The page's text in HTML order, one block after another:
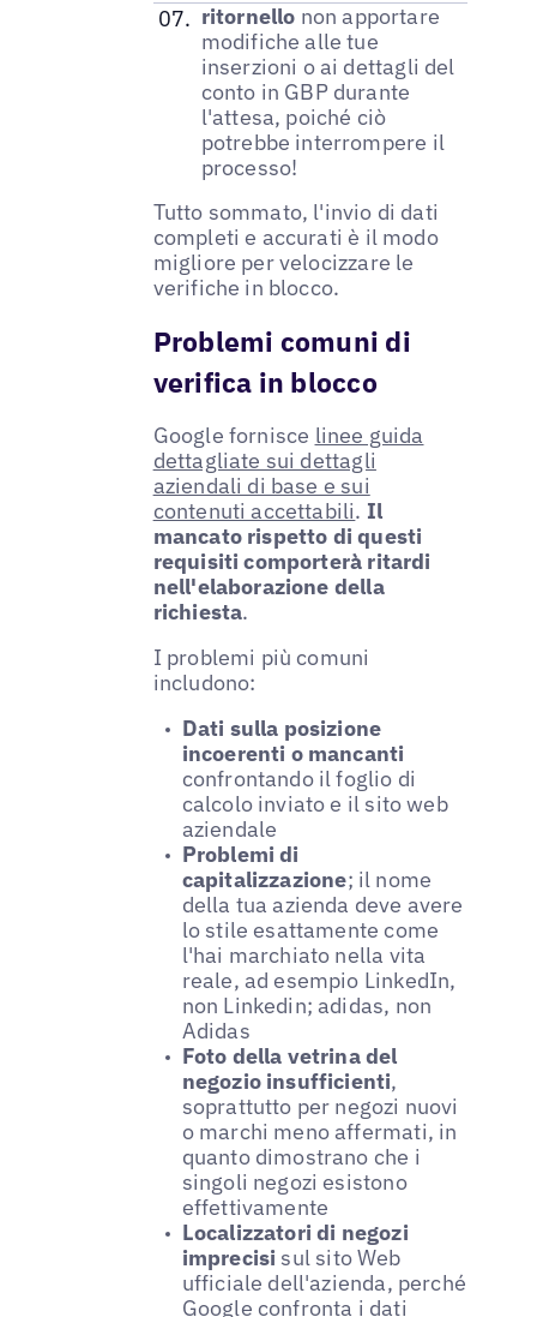
ritornello non apportare
modifiche alle tue
inserzioni o ai dettagli del
conto in GBP durante
l'attesa, poiché ciò
potrebbe interrompere il
processo!
Tutto sommato, l'invio di dati
completi e accurati è il modo
migliore per velocizzare le
verifiche in blocco.
Problemi comuni di
verifica in blocco
Google fornisce linee guida
dettagliate sui dettagli
aziendali di base e sui
contenuti accettabili. Il
mancato rispetto di questi
requisiti comporterà ritardi
nell'elaborazione della
richiesta.
I problemi più comuni
includono:
Dati sulla posizione
incoerenti o mancanti
confrontando il foglio di
calcolo inviato e il sito web
aziendale
Problemi di
capitalizzazione; il nome
della tua azienda deve avere
lo stile esattamente come
l'hai marchiato nella vita
reale, ad esempio LinkedIn,
non Linkedin; adidas, non
Adidas
Foto della vetrina del
negozio insufficienti,
soprattutto per negozi nuovi
o marchi meno affermati, in
quanto dimostrano che i
singoli negozi esistono
effettivamente
Localizzatori di negozi
imprecisi sul sito Web
ufficiale dell'azienda, perché
Google confronta i dati